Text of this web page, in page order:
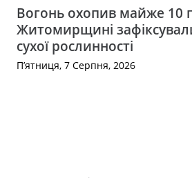
Вогонь охопив майже 10
Житомирщині
сухої рослинності
П’ятниця, 7 Серпня, 2026